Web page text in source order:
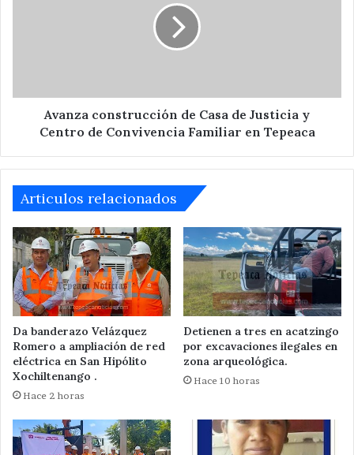
de
Convivencia
Familiar
Avanza construcción de Casa de Justicia y
Centro de Convivencia Familiar en Tepeaca
Articulos relacionados
Da banderazo Velázquez
Romero a ampliación de red
eléctrica en San Hipólito
Xochiltenango .
Hace 2 horas
Detienen a tres en acatzingo
por excavaciones ilegales en
zona arqueológica.
Hace 10 horas